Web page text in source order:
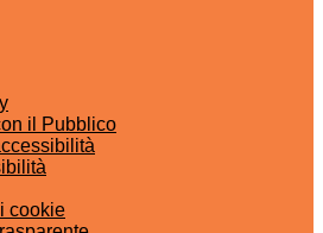
il Pubblico
cookie